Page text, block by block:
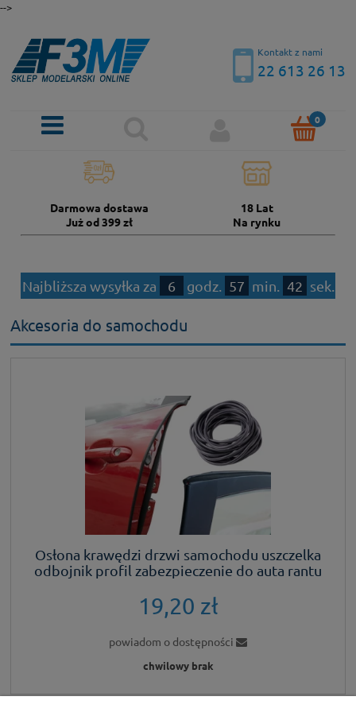
-->
Kontakt z nami
22 613 26 13
Darmowa dostawa
Już od 399 zł
18 Lat
Na rynku
Najbliższa wysyłka za 6 godz. 57 min. 42 sek.
Akcesoria do samochodu
Osłona krawędzi drzwi samochodu uszczelka
odbojnik profil zabezpieczenie do auta rantu
19,20 zł
powiadom o dostępności
chwilowy brak